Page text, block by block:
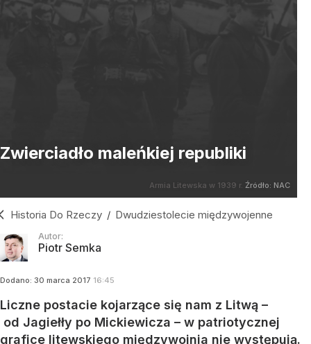
Zwierciadło maleńkiej republiki
Armia Litewska w 1939 r. Źródło: NAC
Historia Do Rzeczy / Dwudziestolecie międzywojenne
Autor:
Piotr Semka
Dodano: 30 marca 2017 16:45
Liczne postacie kojarzące się nam z Litwą –
od Jagiełły po Mickiewicza – w patriotycznej
grafice litewskiego międzywojnia nie występują.